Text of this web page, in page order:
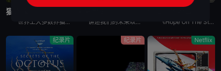
猫之魂
世界上大多数养猫的人都能通过宠物的眼睛窥见动物的野性。这部纪录片着眼于家猫和它们的野生表亲们，以及它们的祖先之间，在行为上隐约可见的关联。镜头特别勾勒出这些相似之处，并向所谓的“主人们”（如果猫真 讲述我们的未来以及我们如何重新构想它们。由著名未来学家阿里·瓦拉赫主持，邀请观众踏上一次环游世界的旅程，充满发现、希望和可能性，了解我们今天所处的位置以及接下来会发生什么。将历史、科学和意想不到的 《Hope On The Street》是防弹少年团郑号锡（j-hope）推出的同名舞蹈练习日记内容。讲述j-hope在入伍前访问日本大阪、法国巴黎、美国纽约、韩国首尔和光州，并与当地的舞蹈家通过
纪录片 纪录片 Netflix